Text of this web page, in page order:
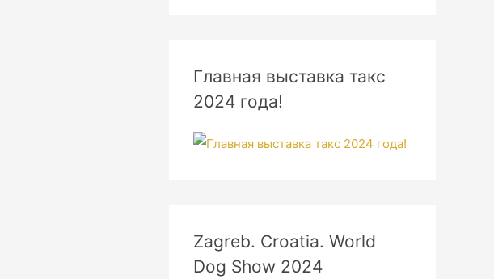
Главная выставка такс
2024 года!
Zagreb. Croatia. World
Dog Show 2024